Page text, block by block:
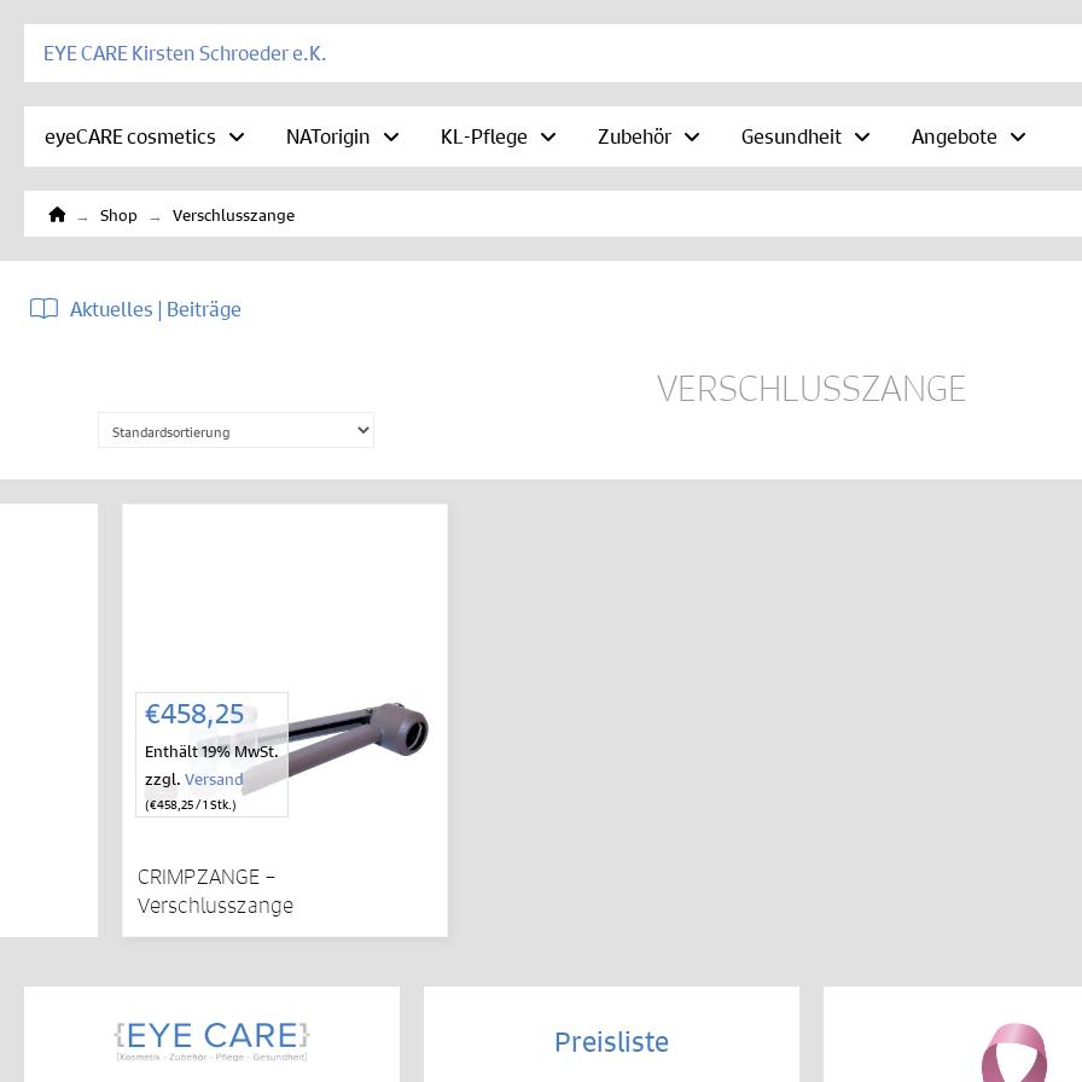
EYE CARE Kirsten Schroeder e.K.
eyeCARE cosmetics NATorigin KL-Pflege Zubehör Gesundheit Angebote
Home
→ Shop → Verschlusszange
Aktuelles | Beiträge
VERSCHLUSSZANGE
€458,25
Enthält 19% MwSt.
zzgl. Versand
(€458,25/ 1 Stk.)
CRIMPZANGE –
Verschlusszange
Preisliste